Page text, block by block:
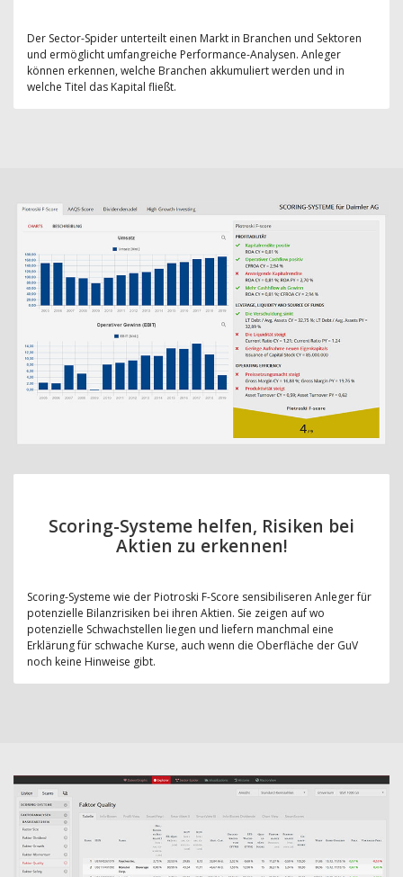
Der Sector-Spider unterteilt einen Markt in Branchen und Sektoren
und ermöglicht umfangreiche Performance-Analysen. Anleger
können erkennen, welche Branchen akkumuliert werden und in
welche Titel das Kapital fließt.
Scoring-Systeme helfen, Risiken bei
Aktien zu erkennen!
Scoring-Systeme wie der Piotroski F-Score sensibiliseren Anleger für
potenzielle Bilanzrisiken bei ihren Aktien. Sie zeigen auf wo
potenzielle Schwachstellen liegen und liefern manchmal eine
Erklärung für schwache Kurse, auch wenn die Oberfläche der GuV
noch keine Hinweise gibt.